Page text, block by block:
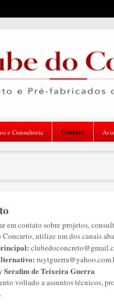
e Consultoria Contato
em contato sobre projetos,
Concreto, utilize um dos canais
Serafim de Teixeira Guerra
voltado a assuntos técnicos,